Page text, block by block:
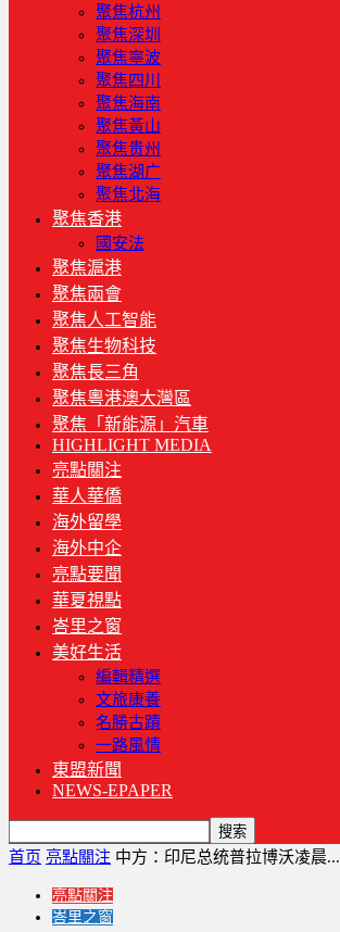
聚焦杭州
聚焦深圳
聚焦寧波
聚焦四川
聚焦海南
聚焦黃山
聚焦贵州
聚焦湖广
聚焦北海
聚焦香港
國安法
聚焦滬港
聚焦兩會
聚焦人工智能
聚焦生物科技
聚焦長三角
聚焦粵港澳大灣區
聚焦「新能源」汽車
HIGHLIGHT MEDIA
亮點關注
華人華僑
海外留學
海外中企
亮點要聞
華夏視點
峇里之窗
美好生活
編輯精選
文旅康養
名勝古蹟
一路風情
東盟新聞
NEWS-EPAPER
首页 亮點關注 中方：印尼总统普拉博沃凌晨...
亮點關注
峇里之窗